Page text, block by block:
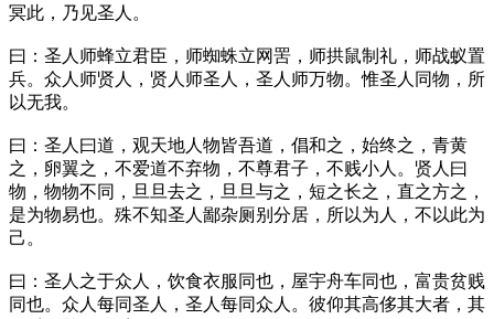
冥此，乃见圣人。
曰：圣人师蜂立君臣，师蜘蛛立网罟，师拱鼠制礼，师战蚁置
兵。众人师贤人，贤人师圣人，圣人师万物。惟圣人同物，所
以无我。
曰：圣人曰道，观天地人物皆吾道，倡和之，始终之，青黄
之，卵翼之，不爱道不弃物，不尊君子，不贱小人。贤人曰
物，物物不同，旦旦去之，旦旦与之，短之长之，直之方之，
是为物易也。殊不知圣人鄙杂厕别分居，所以为人，不以此为
己。
曰：圣人之于众人，饮食衣服同也，屋宇舟车同也，富贵贫贱
同也。众人每同圣人，圣人每同众人。彼仰其高侈其大者，其